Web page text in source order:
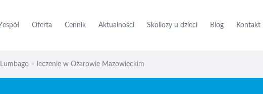
Oferta Cennik Aktualności Skoliozy u dzieci Blog Kontakt
Lumbago – leczenie w Ożarowie Mazowieckim